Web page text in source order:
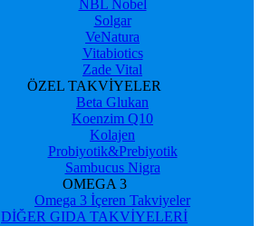
NBL Nobel
Solgar
VeNatura
Vitabiotics
Zade Vital
ÖZEL TAKVİYELER
Beta Glukan
Koenzim Q10
Kolajen
Probiyotik&Prebiyotik
Sambucus Nigra
OMEGA 3
Omega 3 İçeren Takviyeler
DİĞER GIDA TAKVİYELERİ